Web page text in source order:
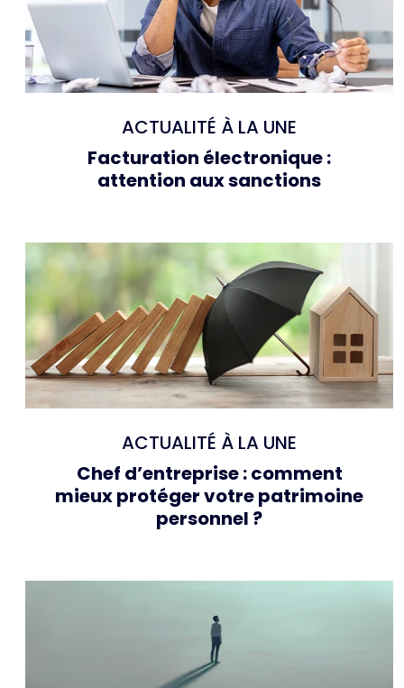
ACTUALITÉ À LA UNE
Facturation électronique :
attention aux sanctions
ACTUALITÉ À LA UNE
Chef d’entreprise : comment
mieux protéger votre patrimoine
personnel ?